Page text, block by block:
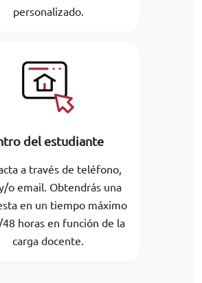
personalizado.
del estudiante
a través de teléfono,
o email. Obtendrás una
en un tiempo máximo
horas en función de la
carga docente.